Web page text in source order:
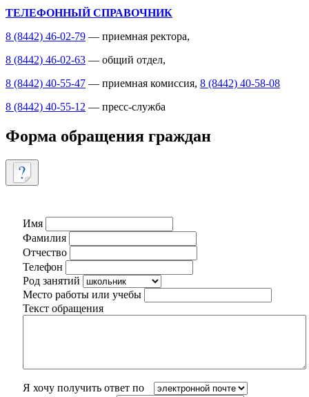
ТЕЛЕФОННЫЙ СПРАВОЧНИК
8 (8442) 46-02-79 — приемная ректора,
8 (8442) 46-02-63 — общий отдел,
8 (8442) 40-55-47 — приемная комиссия, 8 (8442) 40-58-08
8 (8442) 40-55-12 — пресс-служба
Форма обращения граждан
Имя
Фамилия
Отчество
Телефон
Род занятий
Место работы или учебы
Текст обращения
Я хочу получить ответ по